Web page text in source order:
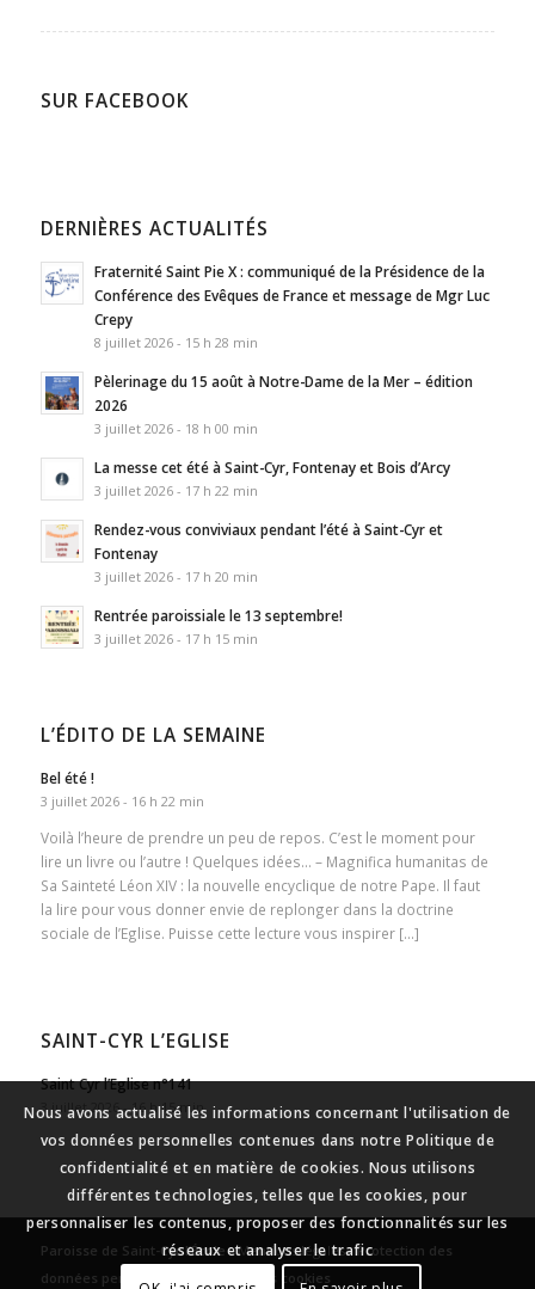
SUR FACEBOOK
DERNIÈRES ACTUALITÉS
Fraternité Saint Pie X : communiqué de la Présidence de la
Conférence des Evêques de France et message de Mgr Luc
Crepy
8 juillet 2026 - 15 h 28 min
Pèlerinage du 15 août à Notre-Dame de la Mer – édition
2026
3 juillet 2026 - 18 h 00 min
La messe cet été à Saint-Cyr, Fontenay et Bois d’Arcy
3 juillet 2026 - 17 h 22 min
Rendez-vous conviviaux pendant l’été à Saint-Cyr et
Fontenay
3 juillet 2026 - 17 h 20 min
Rentrée paroissiale le 13 septembre!
3 juillet 2026 - 17 h 15 min
L’ÉDITO DE LA SEMAINE
Bel été !
3 juillet 2026 - 16 h 22 min
Voilà l’heure de prendre un peu de repos. C’est le moment pour
lire un livre ou l’autre ! Quelques idées… – Magnifica humanitas de
Sa Sainteté Léon XIV : la nouvelle encyclique de notre Pape. Il faut
la lire pour vous donner envie de replonger dans la doctrine
sociale de l’Eglise. Puisse cette lecture vous inspirer […]
SAINT-CYR L’EGLISE
Saint Cyr l’Eglise n°141
3 juillet 2026 - 16 h 15 min
Paroisse de Saint-Cyr l’École-Mentions légales-Protection des
données personnelles
Gestion des cookies
Nous avons actualisé les informations concernant l'utilisation de
vos données personnelles contenues dans notre Politique de
confidentialité et en matière de cookies. Nous utilisons
différentes technologies, telles que les cookies, pour
personnaliser les contenus, proposer des fonctionnalités sur les
réseaux et analyser le trafic